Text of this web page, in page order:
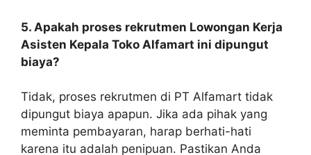
5. Apakah proses rekrutmen Lowongan Kerja
Asisten Kepala Toko Alfamart ini dipungut
biaya?
Tidak, proses rekrutmen di PT Alfamart tidak
dipungut biaya apapun. Jika ada pihak yang
meminta pembayaran, harap berhati-hati
karena itu adalah penipuan. Pastikan Anda